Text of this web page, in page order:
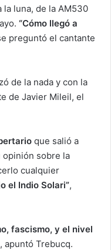
luna, de la AM530
“Cómo llegó a
preguntó el cantante
de la nada y con la
de Javier Mileil, el
que salió a
opinión sobre la
cualquier
el Indio Solari”,
fascismo, y el nivel
, apuntó Trebucq.